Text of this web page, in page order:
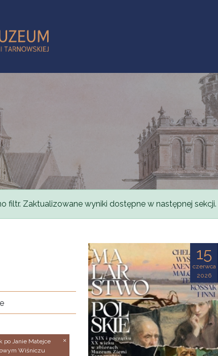
filtr. Zaktualizowane wyniki dostępne w następnej sekcji.
po Janie Matejce
Wiśniczu
15
czerwca
2026